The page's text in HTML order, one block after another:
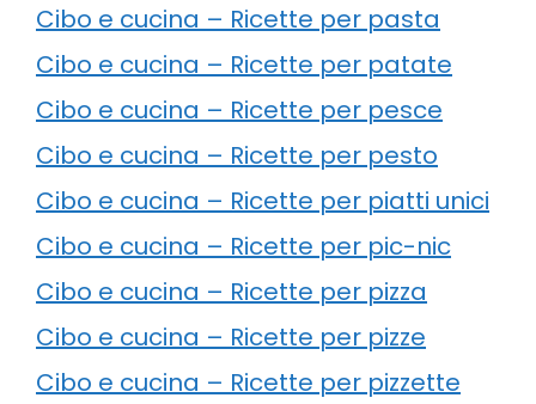
Cibo e cucina – Ricette per pasta
Cibo e cucina – Ricette per patate
Cibo e cucina – Ricette per pesce
Cibo e cucina – Ricette per pesto
Cibo e cucina – Ricette per piatti unici
Cibo e cucina – Ricette per pic-nic
Cibo e cucina – Ricette per pizza
Cibo e cucina – Ricette per pizze
Cibo e cucina – Ricette per pizzette